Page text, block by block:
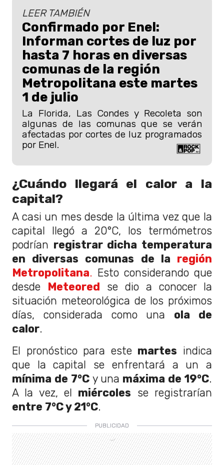
LEER TAMBIÉN
Confirmado por Enel:
Informan cortes de luz por
hasta 7 horas en diversas
comunas de la región
Metropolitana este martes
1 de julio
La Florida, Las Condes y Recoleta son
algunas de las comunas que se verán
afectadas por cortes de luz programados
por Enel.
¿Cuándo llegará el calor a la
capital?
A casi un mes desde la última vez que la
capital llegó a 20°C, los termómetros
podrían registrar dicha temperatura
en diversas comunas de la región
Metropolitana. Esto considerando que
desde Meteored se dio a conocer la
situación meteorológica de los próximos
días, considerada como una ola de
calor.
El pronóstico para este martes indica
que la capital se enfrentará a un a
mínima de 7°Cy una máxima de 19°C.
A la vez, el miércoles se registrarían
entre 7°C y 21°C.